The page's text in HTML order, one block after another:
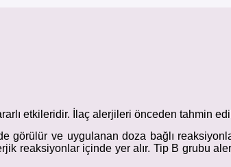
etkileridir. İlaç alerjileri önceden tahmin
görülür ve uygulanan doza bağlı
reaksiyonlar içinde yer alır. Tip B grubu